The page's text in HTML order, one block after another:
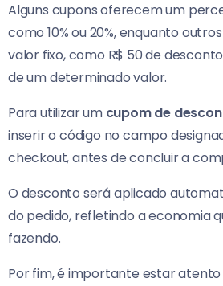
Alguns cupons oferecem um
como 10% ou 20%, enquanto
valor fixo, como R$ 50 de
de um determinado valor.
Para utilizar um cupom de
inserir o código no campo
checkout, antes de concluir a
O desconto será aplicado
do pedido, refletindo a economia
fazendo.
Por fim, é importante estar atento